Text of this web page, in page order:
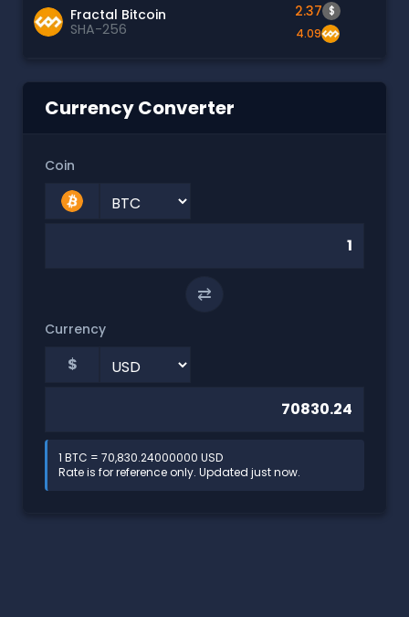
Fractal Bitcoin
SHA-256
2.37 $
4.09
Currency Converter
Coin
⇄
Currency
$
1 BTC = 70,830.24000000 USD
Rate is for reference only. Updated just now.